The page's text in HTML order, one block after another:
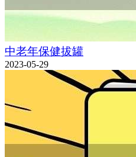
中老年保健拔罐
2023-05-29